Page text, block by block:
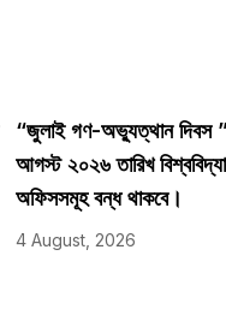
“জুলাই গণ-অভ্যুত্থান দিবস
আগস্ট ২০২৬ তারিখ
অফিসসমূহ বন্ধ থাকবে।
4 August, 2026